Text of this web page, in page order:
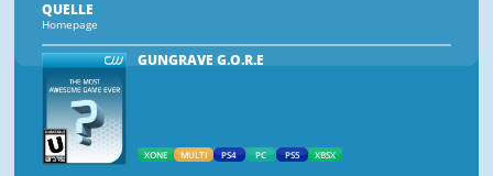
QUELLE
Homepage
GUNGRAVE G.O.R.E
XONE MULTI PS4 PC PS5 XBSX